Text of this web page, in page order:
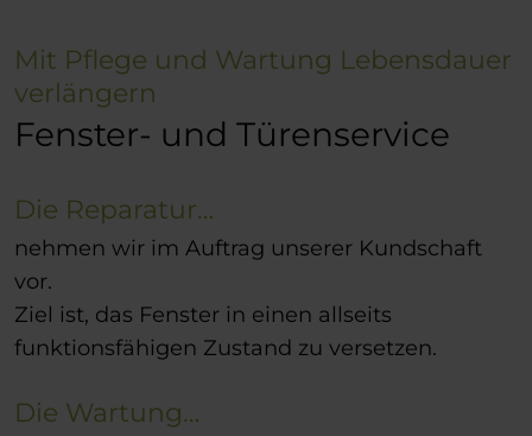
Mit Pflege und Wartung Lebensdauer
verlängern
Fenster- und Türenservice
Die Reparatur…
nehmen wir im Auftrag unserer Kundschaft
vor.
Ziel ist, das Fenster in einen allseits
funktionsfähigen Zustand zu versetzen.
Die Wartung…